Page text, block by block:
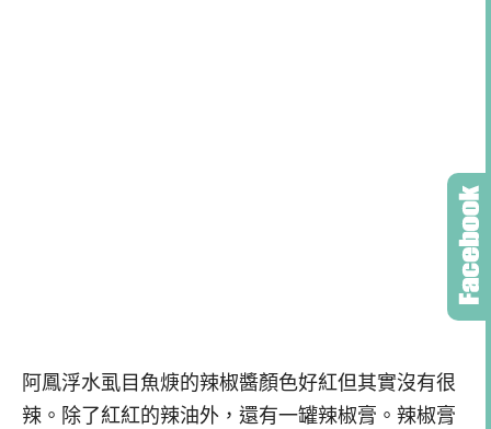
阿鳳浮水虱目魚焿的辣椒醬顏色好紅但其實沒有很
辣。除了紅紅的辣油外，還有一罐辣椒膏。辣椒膏